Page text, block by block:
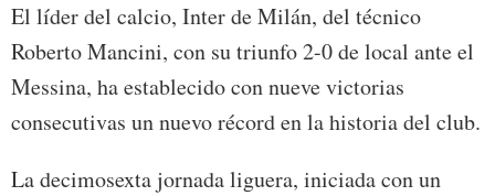
El líder del calcio, Inter de Milán, del técnico
Roberto Mancini, con su triunfo 2-0 de local ante el
Messina, ha establecido con nueve victorias
consecutivas un nuevo récord en la historia del club.
La decimosexta jornada liguera, iniciada con un